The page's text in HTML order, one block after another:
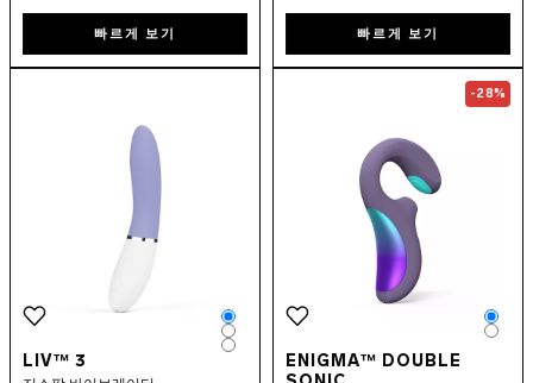
빠르게 보기 빠르게 보기
LIV™ 3
Color
Color
Color
Go to the-28%
ENIGMA™ DOUBLE